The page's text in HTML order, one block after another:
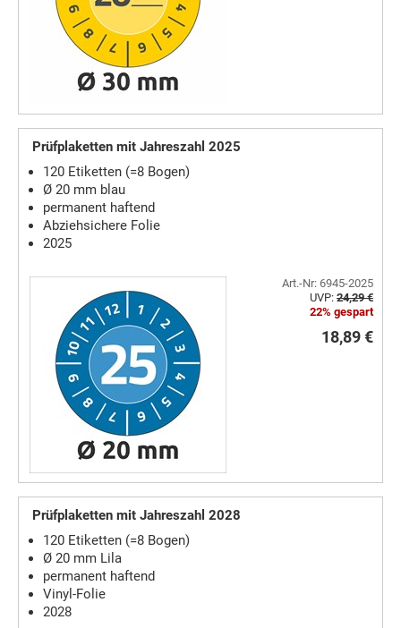
Prüfplaketten mit Jahreszahl 2025
120 Etiketten (=8 Bogen)
Ø 20 mm blau
permanent haftend
Abziehsichere Folie
2025
Art.-Nr: 6945-2025
UVP: 24,29 €
22% gespart
18,89 €
Prüfplaketten mit Jahreszahl 2028
120 Etiketten (=8 Bogen)
Ø 20 mm Lila
permanent haftend
Vinyl-Folie
2028